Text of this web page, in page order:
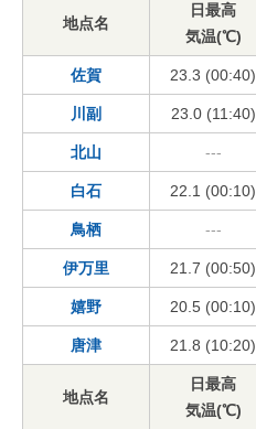
地点名
日最高
気温(℃)
佐賀 23.3 (00:40)
川副 23.0 (11:40)
北山 ---
白石 22.1 (00:10)
鳥栖 ---
伊万里 21.7 (00:50)
嬉野 20.5 (00:10)
唐津 21.8 (10:20)
地点名
日最高
気温(℃)